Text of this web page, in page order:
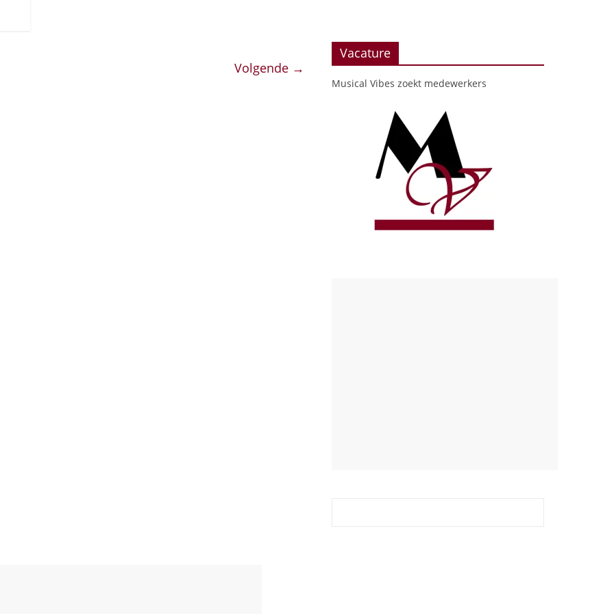
Volgende →
Vacature
Musical Vibes zoekt medewerkers